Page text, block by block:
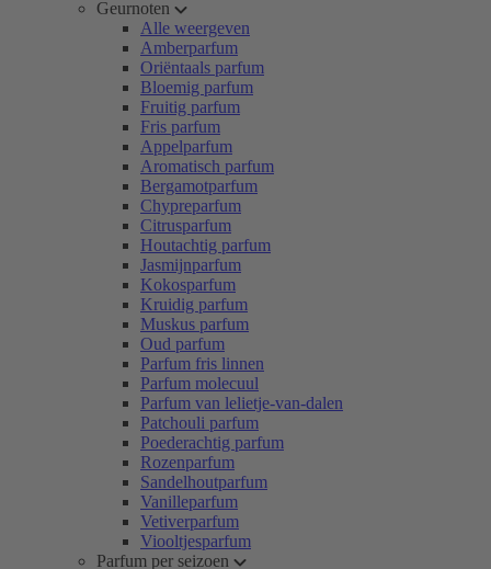
Geurnoten
Alle weergeven
Amberparfum
Oriëntaals parfum
Bloemig parfum
Fruitig parfum
Fris parfum
Appelparfum
Aromatisch parfum
Bergamotparfum
Chypreparfum
Citrusparfum
Houtachtig parfum
Jasmijnparfum
Kokosparfum
Kruidig parfum
Muskus parfum
Oud parfum
Parfum fris linnen
Parfum molecuul
Parfum van lelietje-van-dalen
Patchouli parfum
Poederachtig parfum
Rozenparfum
Sandelhoutparfum
Vanilleparfum
Vetiverparfum
Viooltjesparfum
Parfum per seizoen